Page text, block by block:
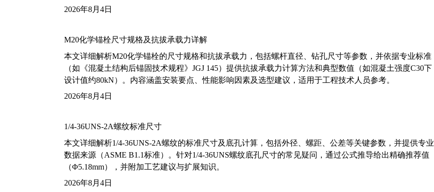
2026年8月4日
M20化学锚栓尺寸规格及抗拔承载力详解
本文详细解析M20化学锚栓的尺寸规格和抗拔承载力，包括螺杆直径、钻孔尺寸等参数，并依据专业标准
（如《混凝土结构后锚固技术规程》JGJ 145）提供抗拔承载力计算方法和典型数值（如混凝土强度C30下
设计值约80kN）。内容涵盖安装要点、性能影响因素及选型建议，适用于工程技术人员参考。
2026年8月4日
1/4-36UNS-2A螺纹标准尺寸
本文详细解析1/4-36UNS-2A螺纹的标准尺寸及底孔计算，包括外径、螺距、公差等关键参数，并提供专业
数据来源（ASME B1.1标准）。针对1/4-36UNS螺纹底孔尺寸的常见疑问，通过公式推导给出精确推荐值
（Φ5.18mm），并附加工艺建议与扩展知识。
2026年8月4日